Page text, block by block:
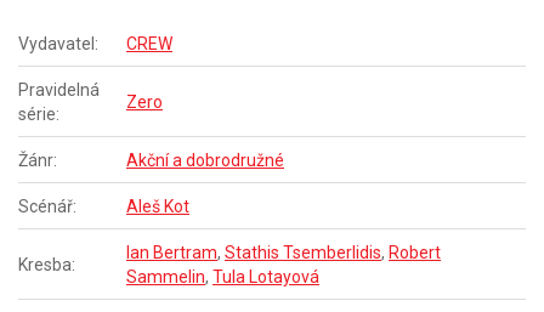
Vydavatel: CREW
Pravidelná
série:
Zero
Žánr: Akční a dobrodružné
Scénář: Aleš Kot
Kresba:
Ian Bertram, Stathis Tsemberlidis, Robert
Sammelin, Tula Lotayová